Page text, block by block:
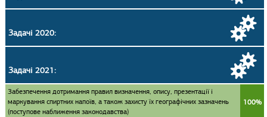
Задачі 2020:
Задачі 2021:
Забезпечення дотримання правил визначення, опису, презентації і
маркування спиртних напоїв, а також захисту їх географічних зазначень
(поступове наближення законодавства)
100%